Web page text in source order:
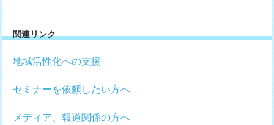
関連リンク
地域活性化への支援
セミナーを依頼したい方へ
メディア、報道関係の方へ